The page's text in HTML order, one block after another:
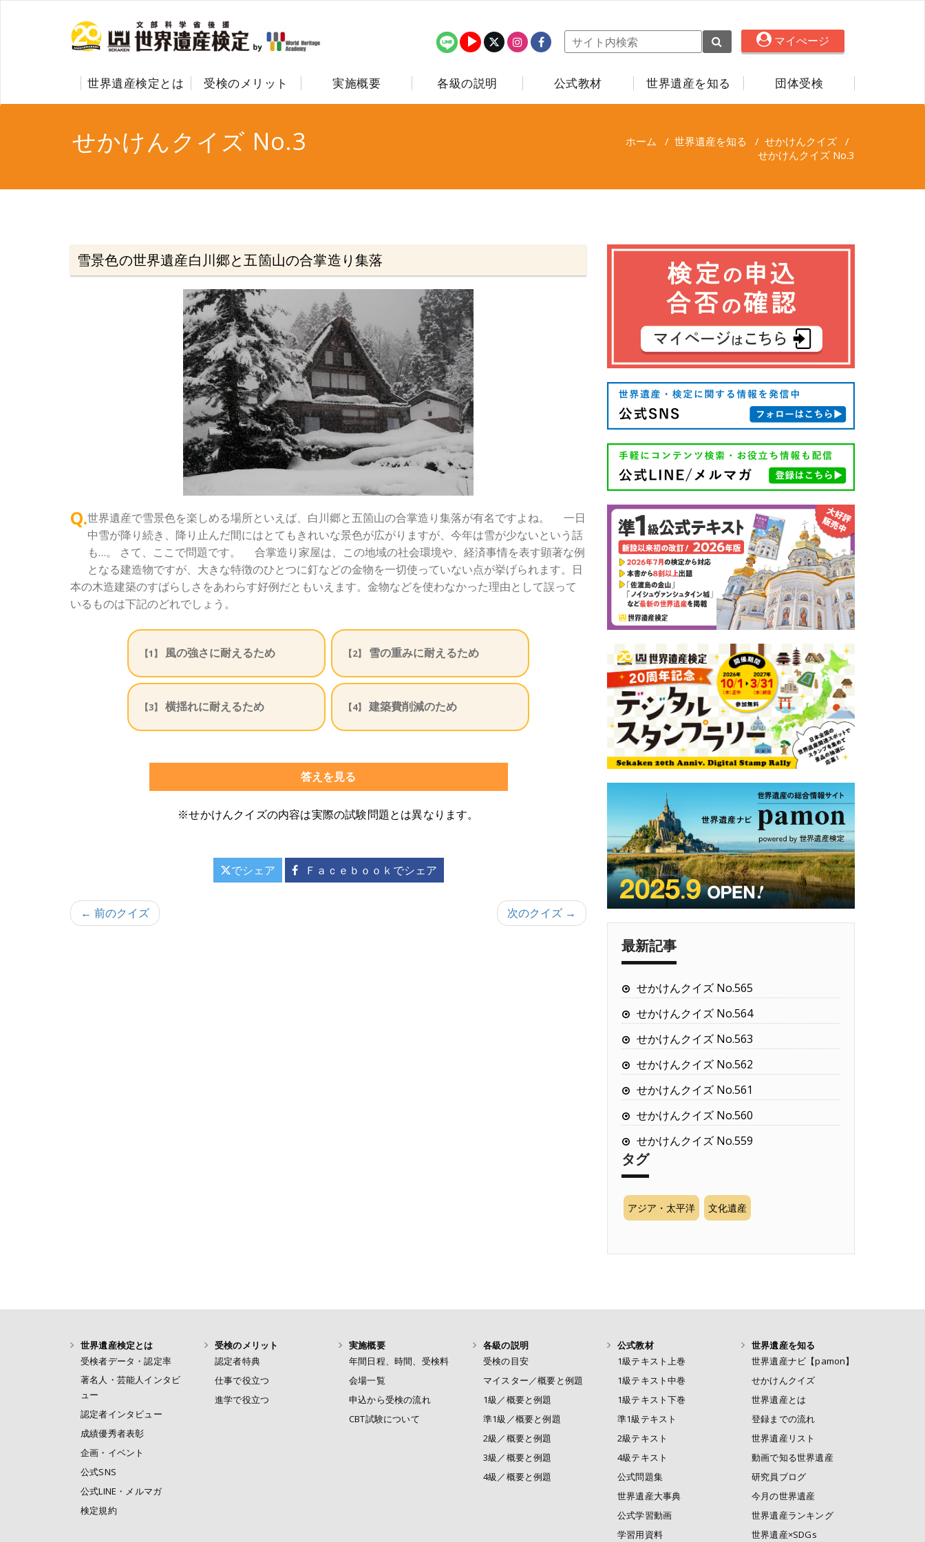
マイぺージ
世界遺産検定とは 受検のメリット 実施概要 各級の説明 公式教材 世界遺産を知る 団体受検
せかけんクイズ No.3 ホーム / 世界遺産を知る / せかけんクイズ /
せかけんクイズ No.3
雪景色の世界遺産白川郷と五箇山の合掌造り集落
Q.世界遺産で雪景色を楽しめる場所といえば、白川郷と五箇山の合掌造り集落が有名ですよね。 一日
中雪が降り続き、降り止んだ間にはとてもきれいな景色が広がりますが、今年は雪が少ないという話
も…。 さて、ここで問題です。 合掌造り家屋は、この地域の社会環境や、経済事情を表す顕著な例
となる建造物ですが、大きな特徴のひとつに釘などの金物を一切使っていない点が挙げられます。日
本の木造建築のすばらしさをあわらす好例だともいえます。金物などを使わなかった理由として誤って
いるものは下記のどれでしょう。
【1】 風の強さに耐えるため 【2】 雪の重みに耐えるため
【3】 横揺れに耐えるため 【4】 建築費削減のため
答えを見る
※せかけんクイズの内容は実際の試験問題とは異なります。
でシェア Ｆａｃｅｂｏｏｋでシェア
投← 前のクイズ 次のクイズ →
最新記事
せかけんクイズ No.565
せかけんクイズ No.564
せかけんクイズ No.563
せかけんクイズ No.562
せかけんクイズ No.561
せかけんクイズ No.560
せかけんクイズ No.559
タグ
アジア・太平洋 文化遺産
世界遺産検定とは
受検者データ・認定率
著名人・芸能人インタビ
ュー
認定者インタビュー
成績優秀者表彰
企画・イベント
公式SNS
公式LINE・メルマガ
検定規約
受検のメリット
認定者特典
仕事で役立つ
進学で役立つ
実施概要
年間日程、時間、受検料
会場一覧
申込から受検の流れ
CBT試験について
各級の説明
受検の目安
マイスター／概要と例題
1級／概要と例題
準1級／概要と例題
2級／概要と例題
3級／概要と例題
4級／概要と例題
公式教材
1級テキスト上巻
1級テキスト中巻
1級テキスト下巻
準1級テキスト
2級テキスト
4級テキスト
公式問題集
世界遺産大事典
公式学習動画
学習用資料
世界遺産を知る
世界遺産ナビ【pamon】
せかけんクイズ
世界遺産とは
登録までの流れ
世界遺産リスト
動画で知る世界遺産
研究員ブログ
今月の世界遺産
世界遺産ランキング
世界遺産×SDGs